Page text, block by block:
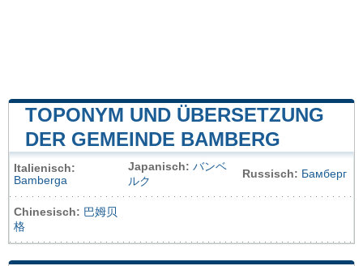
TOPONYM UND ÜBERSETZUNG
DER GEMEINDE BAMBERG
Italienisch:
Bamberga
Japanisch: バンベ
ルク
Russisch: Бамберг
Chinesisch: 巴姆贝
格